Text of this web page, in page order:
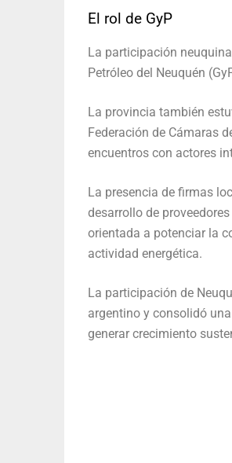
El rol de GyP
La participación
Petróleo del Neuquén
La provincia también
Federación de Cámaras
encuentros con actores
La presencia de firmas
desarrollo de
orientada a potenciar la
actividad energética.
La participación de
argentino y consolidó
generar crecimiento